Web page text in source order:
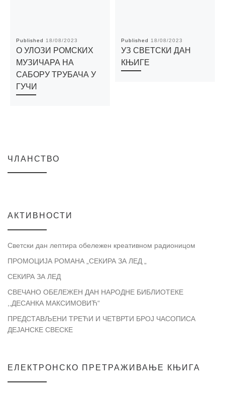
Published 18/08/2023
О УЛОЗИ РОМСКИХ
МУЗИЧАРА НА
САБОРУ ТРУБАЧА У
ГУЧИ
Published 18/08/2023
УЗ СВЕТСКИ ДАН
КЊИГЕ
ЧЛАНСТВО
АКТИВНОСТИ
Светски дан лептира обележен креативном радионицом
ПРОМОЦИЈА РОМАНА „СЕКИРА ЗА ЛЕД „
СЕКИРА ЗА ЛЕД
СВЕЧАНО ОБЕЛЕЖЕН ДАН НАРОДНЕ БИБЛИОТЕКЕ
,,ДЕСАНКА МАКСИМОВИЋ“
ПРЕДСТАВЉЕНИ ТРЕЋИ И ЧЕТВРТИ БРОЈ ЧАСОПИСА
ДЕЈАНСКЕ СВЕСКЕ
ЕЛЕКТРОНСКО ПРЕТРАЖИВАЊЕ КЊИГА